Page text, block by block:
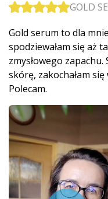
GOLD
Gold serum to dla
spodziewałam się aż
zmysłowego
skórę, zakochałam
Polecam.